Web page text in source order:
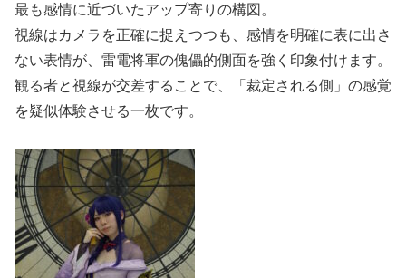
最も感情に近づいたアップ寄りの構図。
視線はカメラを正確に捉えつつも、感情を明確に表に出さ
ない表情が、雷電将軍の傀儡的側面を強く印象付けます。
観る者と視線が交差することで、「裁定される側」の感覚
を疑似体験させる一枚です。